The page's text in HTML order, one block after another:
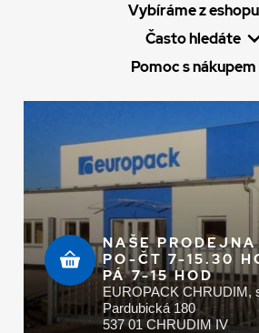
Vybíráme z eshopu
Často hledáte
Pomoc s nákupem
NAŠE PRODEJNA
PO-ČT 7-15.30
PÁ 7-15 HOD
EUROPACK CHRUDIM,
Pardubická 180
537 01 CHRUDIM IV